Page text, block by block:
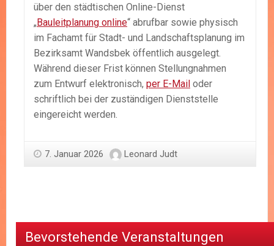
über den städtischen Online-Dienst
„ Bauleitplanung online“ abrufbar sowie physisch
im Fachamt für Stadt- und Landschaftsplanung im
Bezirksamt Wandsbek öffentlich ausgelegt.
Während dieser Frist können Stellungnahmen
zum Entwurf elektronisch, per E-Mail oder
schriftlich bei der zuständigen Dienststelle
eingereicht werden.
7. Januar 2026 Leonard Judt
Bevorstehende Veranstaltungen